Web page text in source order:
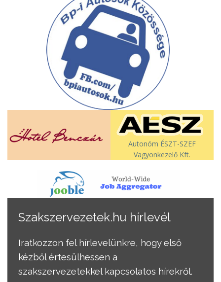
Autonóm ÉSZT-SZEF
Vagyonkezelő Kft.
Szakszervezetek.hu hírlevél
Iratkozzon fel hírlevelünkre, hogy első
kézből értesülhessen a
szakszervezetekkel kapcsolatos hírekről.